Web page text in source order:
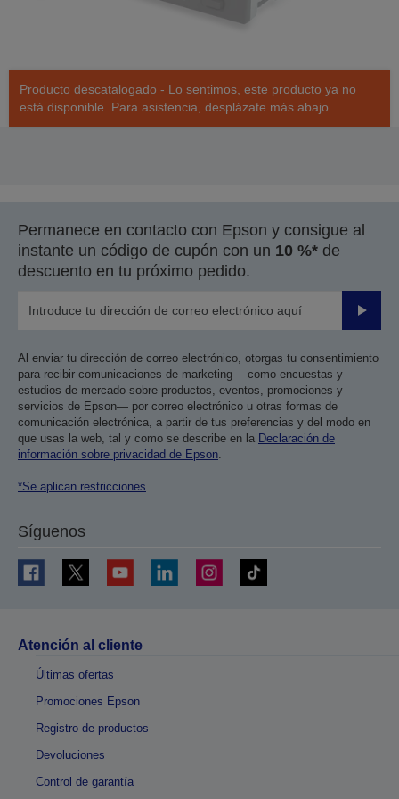
Producto descatalogado - Lo sentimos, este producto ya no
está disponible. Para asistencia, desplázate más abajo.
Permanece en contacto con Epson y consigue al
instante un código de cupón con un 10 %* de
descuento en tu próximo pedido.
Enviar
Al enviar tu dirección de correo electrónico, otorgas tu consentimiento
para recibir comunicaciones de marketing —como encuestas y
estudios de mercado sobre productos, eventos, promociones y
servicios de Epson— por correo electrónico u otras formas de
comunicación electrónica, a partir de tus preferencias y del modo en
que usas la web, tal y como se describe en la Declaración de
información sobre privacidad de Epson.
*Se aplican restricciones
Síguenos
Atención al cliente
Últimas ofertas
Promociones Epson
Registro de productos
Devoluciones
Control de garantía